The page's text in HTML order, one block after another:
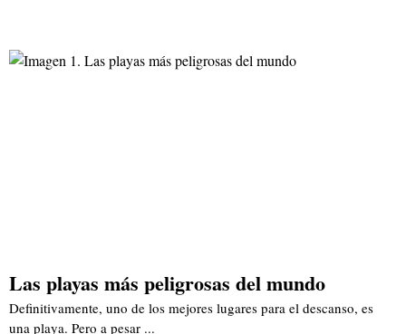
Las playas más peligrosas del mundo
Definitivamente, uno de los mejores lugares para el descanso, es
una playa. Pero a pesar ...